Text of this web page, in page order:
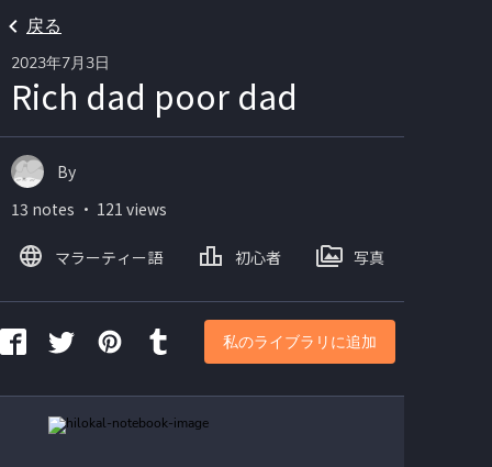
戻る
2023年7月3日
Rich dad poor dad
By
13 notes ・ 121 views
マラーティー語 初心者 写真
私のライブラリに追加